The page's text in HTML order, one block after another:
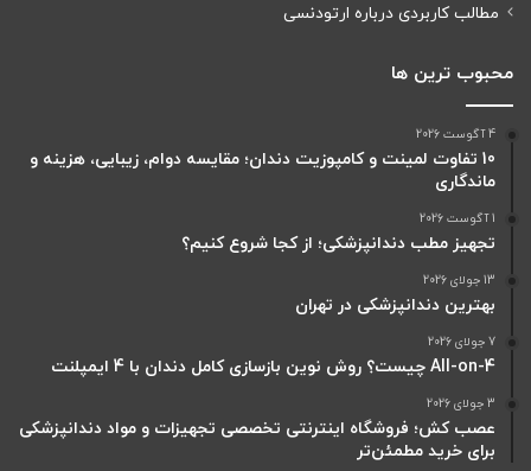
مطالب کاربردی درباره ارتودنسی
محبوب ترین ها
4 آگوست 2026
10 تفاوت لمینت و کامپوزیت دندان؛ مقایسه دوام، زیبایی، هزینه و
ماندگاری
1 آگوست 2026
تجهیز مطب دندانپزشکی؛ از کجا شروع کنیم؟
13 جولای 2026
بهترین دندانپزشکی در تهران
7 جولای 2026
All-on-4 چیست؟ روش نوین بازسازی کامل دندان با 4 ایمپلنت
3 جولای 2026
عصب کش؛ فروشگاه اینترنتی تخصصی تجهیزات و مواد دندانپزشکی
برای خرید مطمئن‌تر